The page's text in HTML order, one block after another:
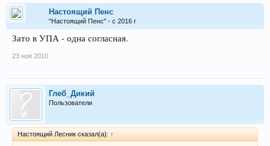
Настоящий Пенс
"Настоящий Пенс" - с 2016 г
Зато в УПА - одна согласная.
23 ноя 2010
Глеб_Дикий
Пользователи
Настоящий Лесник сказал(а): ↑